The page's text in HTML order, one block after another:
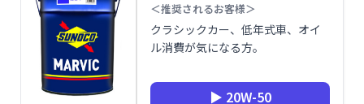
＜推奨されるお客様＞
クラシックカー、低年式車、オイ
ル消費が気になる方。
▶ 20W-50